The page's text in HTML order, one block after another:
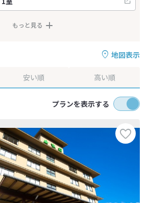
もっと見る
地図表示
安い順 高い順
プランを表示する